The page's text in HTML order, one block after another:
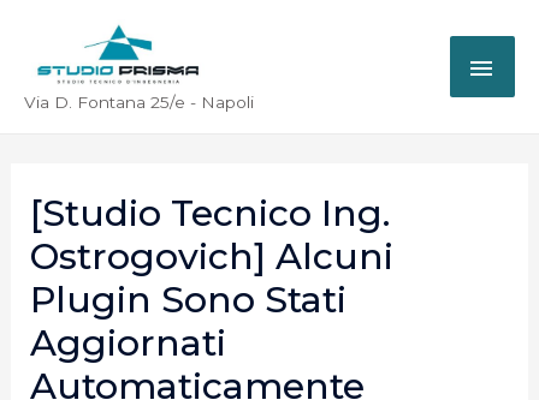
Via D. Fontana 25/e - Napoli
[Studio Tecnico Ing.
Ostrogovich] Alcuni
Plugin Sono Stati
Aggiornati
Automaticamente